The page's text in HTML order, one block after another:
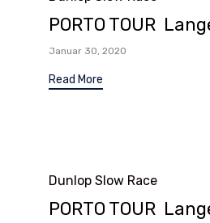
PORTO TOUR
Januar 30, 2020
Read More
Category
Dunlop Slow Race
PORTO TOUR